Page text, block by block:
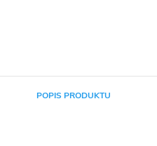
POPIS PRODUKTU